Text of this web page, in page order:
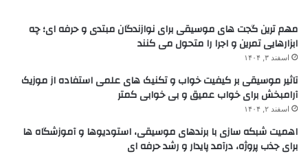
مهم ترین گجت های موسیقی برای نوازندگان مبتدی و حرفه ای؛ چه
ابزارهایی تمرین و اجرا را متحول می کنند
اسفند ۳, ۱۴۰۴
تاثیر موسیقی بر کیفیت خواب و تکنیک های علمی استفاده از موزیک
آرامبخش برای خواب عمیق و بی خوابی کمتر
اسفند ۲, ۱۴۰۴
اهمیت شبکه سازی با برندهای موسیقی، استودیوها و آموزشگاه ها
برای جذب پروژه، درآمد پایدار و رشد حرفه ای